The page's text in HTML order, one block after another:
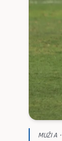
MUŽI A